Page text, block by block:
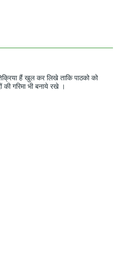
हैं खुल कर लिखे ताकि पाठको को
गरिमा भी बनाये रखे ।